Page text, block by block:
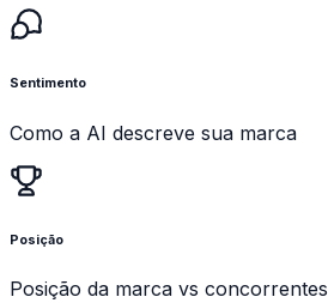
Sentimento
Como a AI descreve sua marca
Posição
Posição da marca vs concorrentes